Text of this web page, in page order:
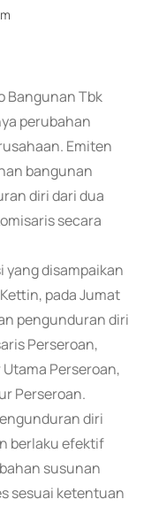
Bangunan Tbk
perubahan
Emiten
bangunan
diri dari dua
secara
yang disampaikan
pada Jumat
pengunduran diri
Perseroan,
Perseroan,
Perseroan.
diri
berlaku efektif
susunan
sesuai ketentuan